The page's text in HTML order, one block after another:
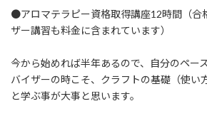
●アロマテラピー資格取得講座12時間（合
ザー講習も料金に含まれています）
今から始めれば半年あるので、自分のペー
バイザーの時こそ、クラフトの基礎（使い
と学ぶ事が大事と思います。